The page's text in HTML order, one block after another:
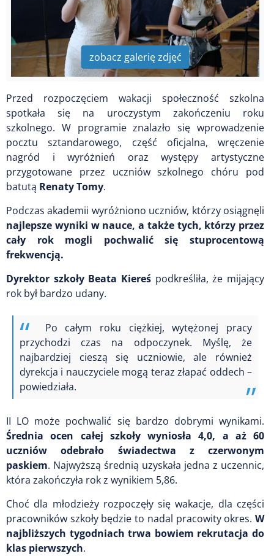
zobacz galerię zdjęć
Przed rozpoczęciem wakacji społeczność szkolna
spotkała się na uroczystym zakończeniu roku
szkolnego. W programie znalazło się wprowadzenie
pocztu sztandarowego, część oficjalna, wręczenie
nagród i wyróżnień oraz występy artystyczne
przygotowane przez uczniów szkolnego chóru pod
batutą Renaty Tomy.
Podczas akademii wyróżniono uczniów, którzy osiągnęli
najlepsze wyniki w nauce, a także tych, którzy przez
cały rok mogli pochwalić się stuprocentową
frekwencją.
Dyrektor szkoły Beata Kiereś podkreśliła, że mijający
rok był bardzo udany.
Po całym roku ciężkiej, wytężonej pracy
przychodzi czas na odpoczynek. Myślę, że
najbardziej cieszą się uczniowie, ale również
dyrekcja i nauczyciele mogą teraz złapać oddech –
powiedziała.
II LO może pochwalić się bardzo dobrymi wynikami.
Średnia ocen całej szkoły wyniosła 4,0, a aż 60
uczniów odebrało świadectwa z czerwonym
paskiem. Najwyższą średnią uzyskała jedna z uczennic,
która zakończyła rok z wynikiem 5,86.
Choć dla młodzieży rozpoczęły się wakacje, dla części
pracowników szkoły będzie to nadal pracowity okres. W
najbliższych tygodniach trwa bowiem rekrutacja do
klas pierwszych.